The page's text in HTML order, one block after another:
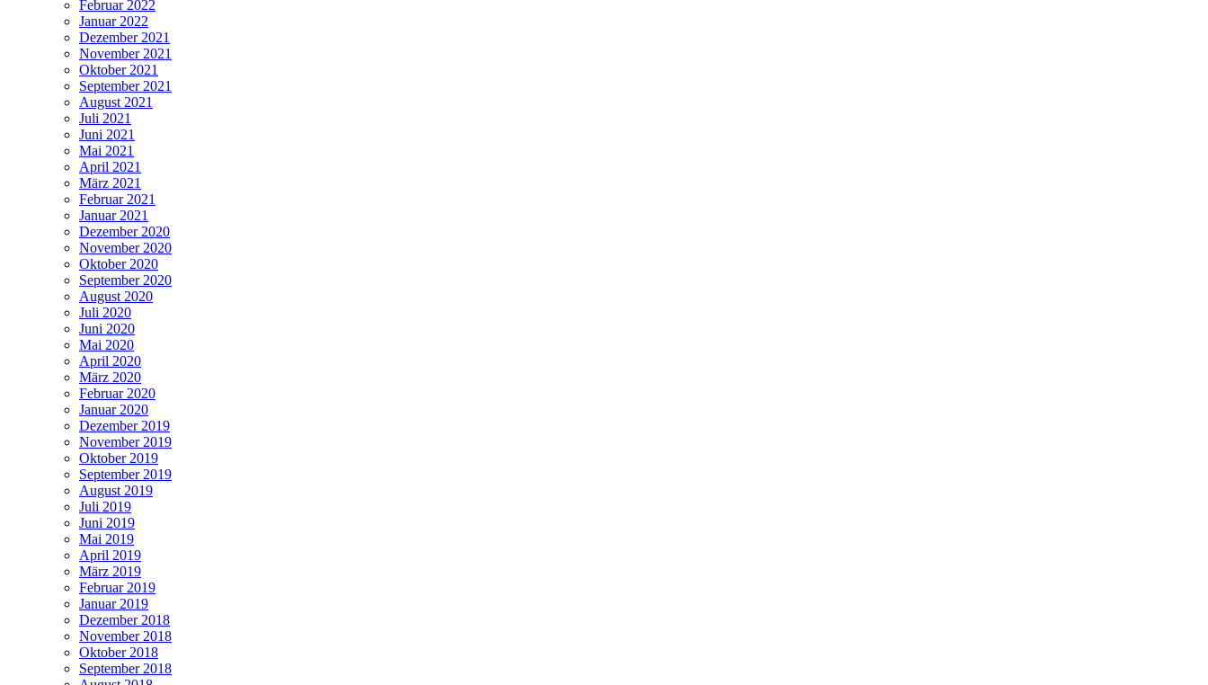
Februar 2022
Januar 2022
Dezember 2021
November 2021
Oktober 2021
September 2021
August 2021
Juli 2021
Juni 2021
Mai 2021
April 2021
März 2021
Februar 2021
Januar 2021
Dezember 2020
November 2020
Oktober 2020
September 2020
August 2020
Juli 2020
Juni 2020
Mai 2020
April 2020
März 2020
Februar 2020
Januar 2020
Dezember 2019
November 2019
Oktober 2019
September 2019
August 2019
Juli 2019
Juni 2019
Mai 2019
April 2019
März 2019
Februar 2019
Januar 2019
Dezember 2018
November 2018
Oktober 2018
September 2018